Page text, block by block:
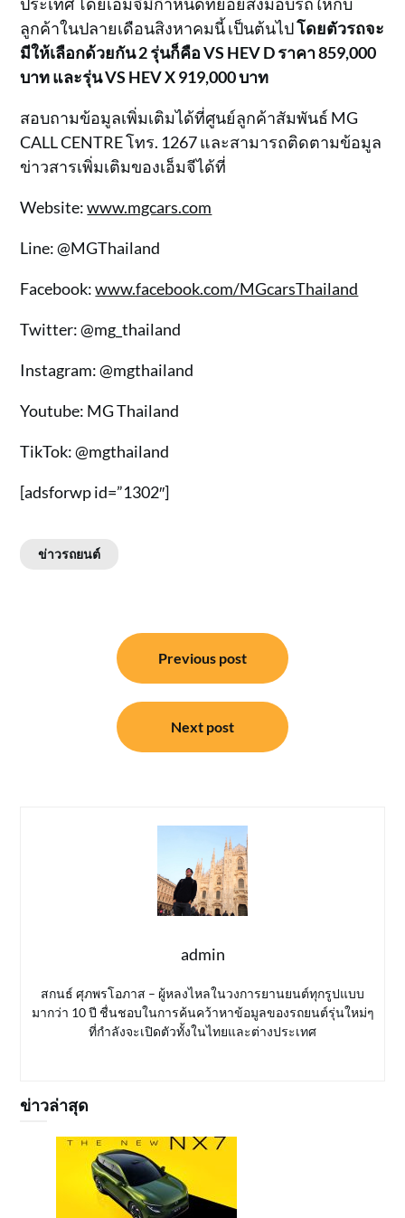
ลูกค้าในปลายเดือนสิงหาคมนี้ เป็นต้นไปโดยตัวรถจะ
มีให้เลือกด้วยกัน 2 รุ่นก็คือ VS HEV D ราคา 859,000
บาท และรุ่น VS HEV X 919,000 บาท
สอบถามข้อมูลเพิ่มเติมได้ที่ศูนย์ลูกค้าสัมพันธ์ MG
CALL CENTRE โทร. 1267 และสามารถติดตามข้อมูล
ข่าวสารเพิ่มเติมของเอ็มจีได้ที่
Website:www.mgcars.com
Line: @MGThailand
Facebook:www.facebook.com/MGcarsThailand
Twitter: @mg_thailand
Instagram: @mgthailand
Youtube: MG Thailand
TikTok: @mgthailand
[adsforwp id=”1302″]
ข่าวรถยนต์
Previous post
Next post
admin
สกนธ์ ศุภพรโอภาส – ผู้หลงไหลในวงการยานยนต์ทุกรูปแบบ
มากว่า 10 ปี ชื่นชอบในการค้นคว้าหาข้อมูลของรถยนต์รุ่นใหม่ๆ
ที่กำลังจะเปิดตัวทั้งในไทยและต่างประเทศ
ข่าวล่าสุด